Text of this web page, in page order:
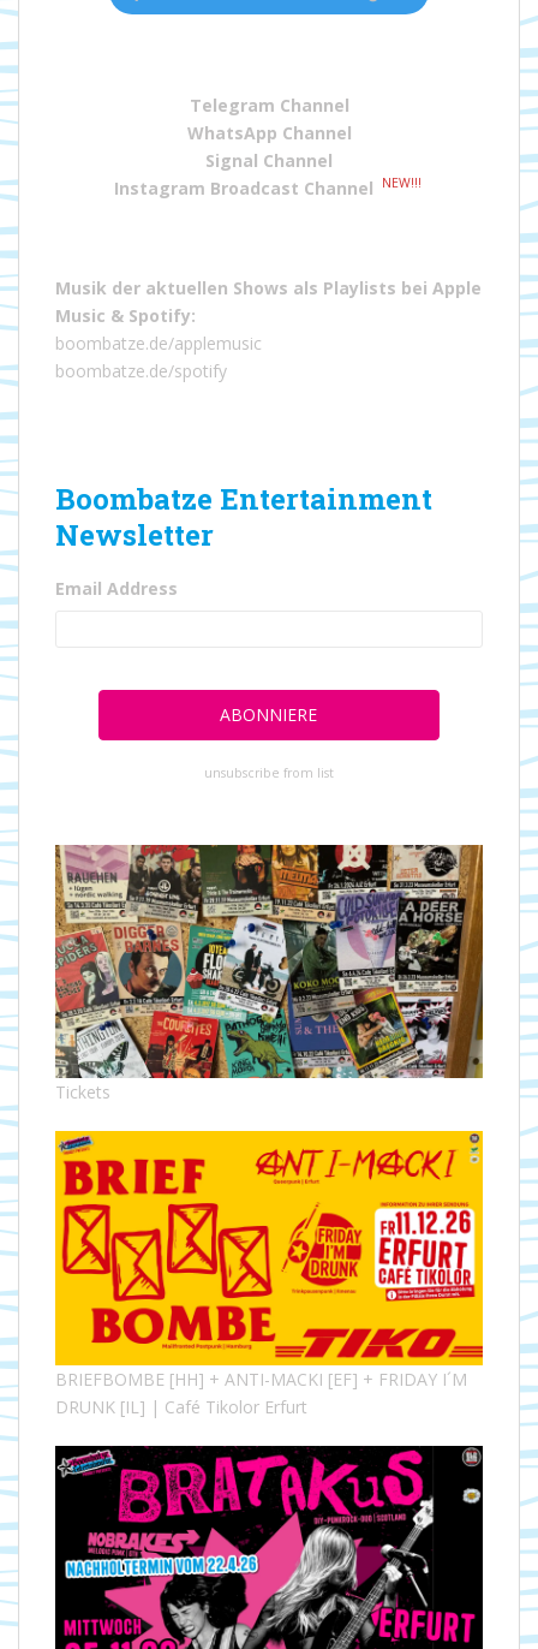
Telegram Channel
WhatsApp Channel
Signal Channel
Instagram Broadcast Channel
NEW!!!
Musik der aktuellen Shows als Playlists bei Apple
Music & Spotify:
boombatze.de/applemusic
boombatze.de/spotify
Boombatze Entertainment
Newsletter
Email Address
unsubscribe from list
Tickets
BRIEFBOMBE [HH] + ANTI-MACKI [EF] + FRIDAY I´M
DRUNK [IL] | Café Tikolor Erfurt